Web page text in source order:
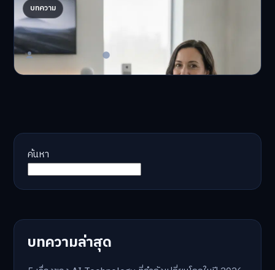
บทความ
AI จัดพอร์ตให้ปัง! เทรนด์ลงทุนยุคใหม่ ไม่ต้องเฝ้า
จอ
AI จัดพอร์ตให้ปัง! หมด…
Master Bussiness 23 มิถุนายน 2026
ค้นหา
บทความล่าสุด